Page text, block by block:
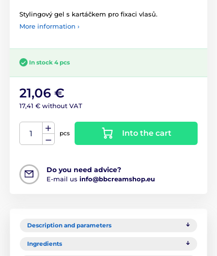
Stylingový gel s kartáčkem pro fixaci vlasů.
More information ›
In stock 4 pcs
21,06 €
17,41 € without VAT
pcs Into the cart
Do you need advice?
E-mail us info@bbcreamshop.eu
Description and parameters
Ingredients